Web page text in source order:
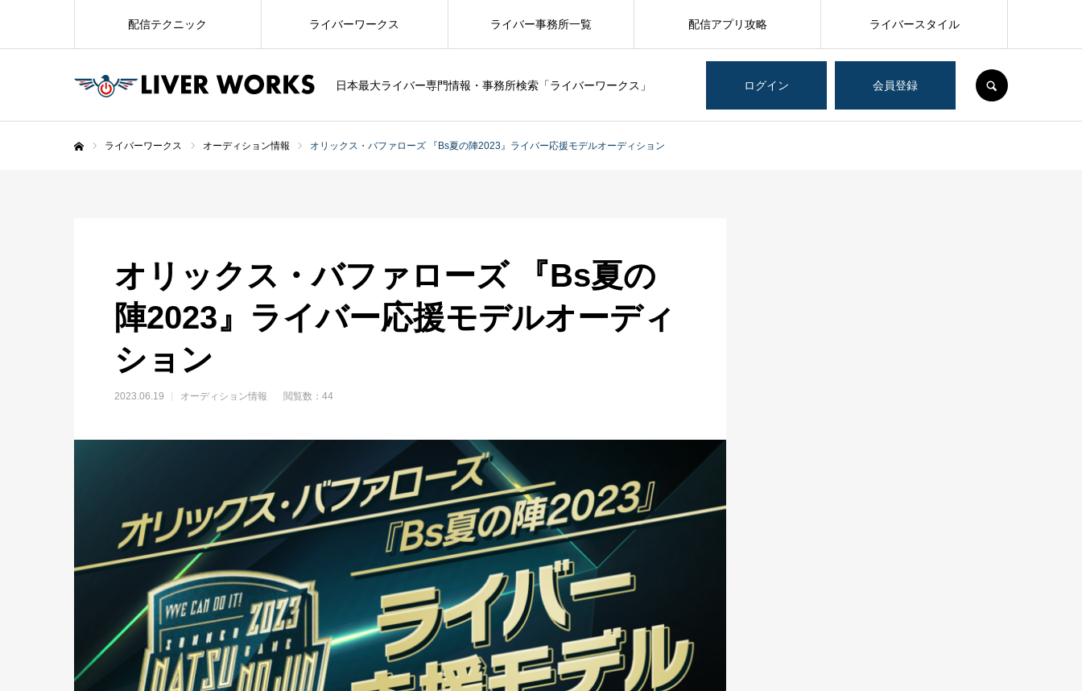
日本最大ライバー専門情報・事務所検索「ライバーワークス」 ログイン 会員登録
配信テクニック ライバーワークス ライバー事務所一覧 配信アプリ攻略 ライバースタイル
ライバーワークス オーディション情報 オリックス・バファローズ 『Bs夏の陣2023』ライバー応援モデルオーディション
オリックス・バファローズ 『Bs夏の
陣2023』ライバー応援モデルオーディ
ション
2023.06.19 オーディション情報 閲覧数：44